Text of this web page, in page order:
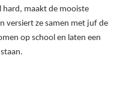
hard, maakt de mooiste
versiert ze samen met juf de
op school en laten een